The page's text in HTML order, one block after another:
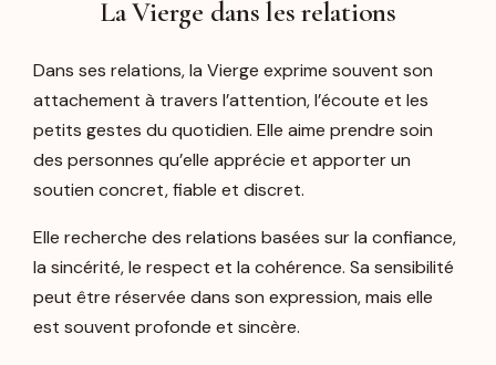
La Vierge dans les relations
Dans ses relations, la Vierge exprime souvent son
attachement à travers l’attention, l’écoute et les
petits gestes du quotidien. Elle aime prendre soin
des personnes qu’elle apprécie et apporter un
soutien concret, fiable et discret.
Elle recherche des relations basées sur la confiance,
la sincérité, le respect et la cohérence. Sa sensibilité
peut être réservée dans son expression, mais elle
est souvent profonde et sincère.